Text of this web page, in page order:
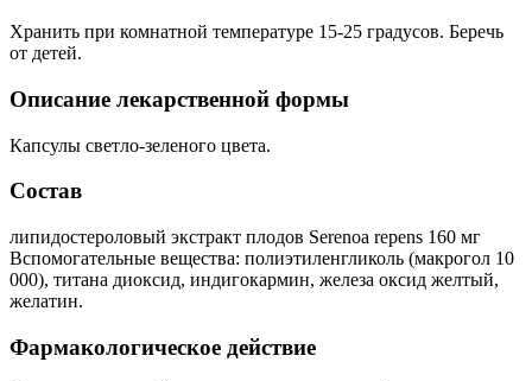
Хранить при комнатной температуре 15-25 градусов. Беречь
от детей.
Описание лекарственной формы
Капсулы светло-зеленого цвета.
Состав
липидостероловый экстракт плодов Serenoa repens 160 мг
Вспомогательные вещества: полиэтиленгликоль (макрогол 10
000), титана диоксид, индигокармин, железа оксид желтый,
желатин.
Фармакологическое действие